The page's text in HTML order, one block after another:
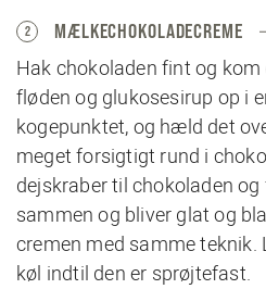
2 MÆLKECHOKOLADECREME
Hak chokoladen fint og
fløden og glukosesirup op i
kogepunktet, og hæld det
meget forsigtigt rund i
dejskraber til chokoladen
sammen og bliver glat og
cremen med samme teknik.
køl indtil den er sprøjtefast.